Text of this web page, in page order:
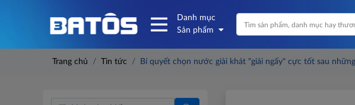
Danh mục
Sản phẩm
Trang chủ Tin tức Bí quyết chọn nước giải khát "giải ngấy" cực tốt sau